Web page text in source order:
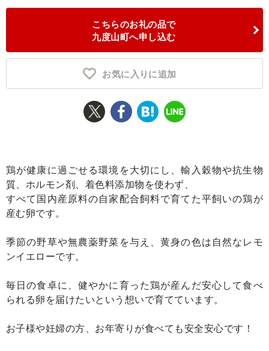
こちらのお礼の品で
九度山町へ申し込む
お気に入りに追加
鶏が健康に過ごせる環境を大切にし、輸入穀物や抗生物
質、ホルモン剤、着色料添加物を使わず、
すべて国内産原料の自家配合飼料で育てた平飼いの鶏が
産む卵です。
季節の野草や無農薬野菜を与え、黄身の色は自然なレモ
ンイエローです。
毎日の食卓に、健やかに育った鶏が産んだ安心して食べ
られる卵を届けたいという想いで育てています。
お子様や妊婦の方、お年寄りが食べても安全安心です！